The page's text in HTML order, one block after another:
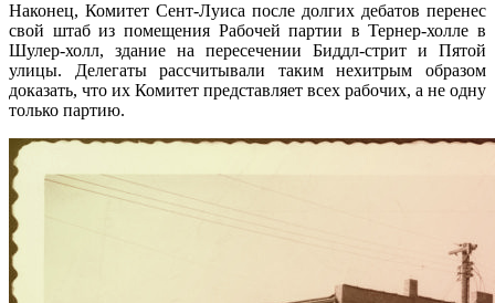
Наконец, Комитет Сент-Луиса после долгих дебатов перенес
свой штаб из помещения Рабочей партии в Тернер-холле в
Шулер-холл, здание на пересечении Биддл-стрит и Пятой
улицы. Делегаты рассчитывали таким нехитрым образом
доказать, что их Комитет представляет всех рабочих, а не одну
только партию.